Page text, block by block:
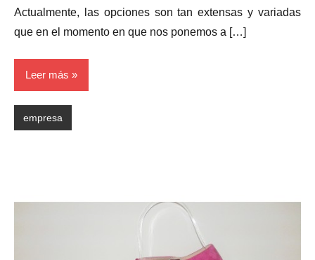
Actualmente, las opciones son tan extensas y variadas
que en el momento en que nos ponemos a […]
Leer más
empresa